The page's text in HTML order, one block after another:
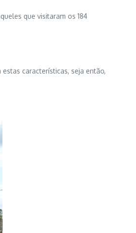
que visitaram os 184
características, seja então,